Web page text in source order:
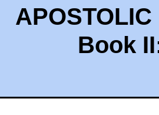
Book